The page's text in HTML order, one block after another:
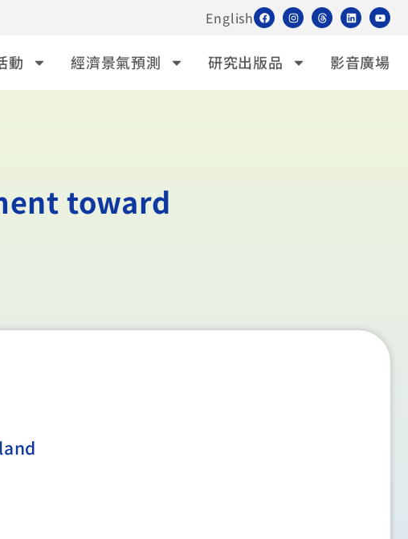
English
動 經濟景氣預測 研究出版品 影音廣場
toward